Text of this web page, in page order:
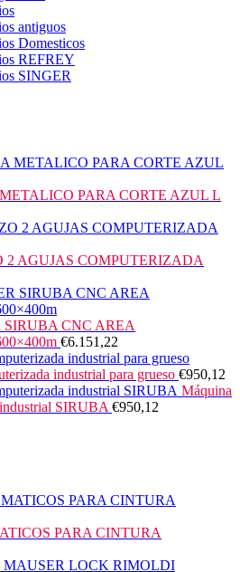
antiguos
Domesticos
REFREY
SINGER
PARA CORTE AZUL L
AGUJAS COMPUTERIZADA
CNC AREA
€6.151,22
industrial para grueso €950,12
Máquina
SIRUBA €950,12
PARA CINTURA